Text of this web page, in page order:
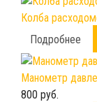
Колба
Подробнее
Манометр
800 руб.